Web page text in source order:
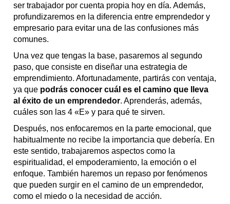
ser trabajador por cuenta propia hoy en día. Además,
profundizaremos en la diferencia entre emprendedor y
empresario para evitar una de las confusiones más
comunes.
Una vez que tengas la base, pasaremos al segundo
paso, que consiste en diseñar una estrategia de
emprendimiento. Afortunadamente, partirás con ventaja,
ya que podrás conocer cuál es el camino que lleva
al éxito de un emprendedor. Aprenderás, además,
cuáles son las 4 «E» y para qué te sirven.
Después, nos enfocaremos en la parte emocional, que
habitualmente no recibe la importancia que debería. En
este sentido, trabajaremos aspectos como la
espiritualidad, el empoderamiento, la emoción o el
enfoque. También haremos un repaso por fenómenos
que pueden surgir en el camino de un emprendedor,
como el miedo o la necesidad de acción.